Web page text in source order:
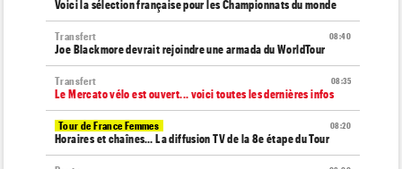
Voici la sélection française pour les Championnats du monde
08:40
Transfert
Joe Blackmore devrait rejoindre une armada du WorldTour
08:35
Transfert
Le Mercato vélo est ouvert... voici toutes les dernières infos
08:20
Tour de France Femmes
Horaires et chaînes… La diffusion TV de la 8e étape du Tour